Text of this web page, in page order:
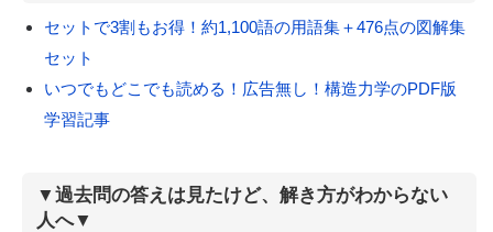
セットで3割もお得！約1,100語の用語集＋476点の図解集
セット
いつでもどこでも読める！広告無し！構造力学のPDF版
学習記事
▼過去問の答えは見たけど、解き方がわからない
人へ▼